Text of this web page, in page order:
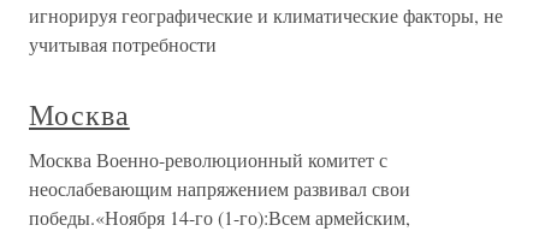
игнорируя географические и климатические факторы, не
учитывая потребности
Москва
Москва Военно-революционный комитет с
неослабевающим напряжением развивал свои
победы.«Ноября 14-го (1-го):Всем армейским,